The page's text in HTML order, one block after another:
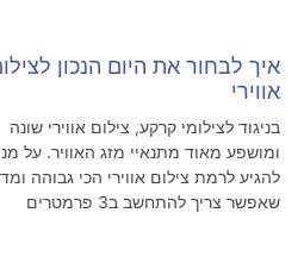
איך לבחור את היום הנכון
אווירי
בניגוד לצילומי קרקע, צילום אווירי שונה
ומושפע מאוד מתנאיי מזג האוויר. על
להגיע לרמת צילום אווירי הכי גבוהה
שאפשר צריך להתחשב ב3 פרמטרים